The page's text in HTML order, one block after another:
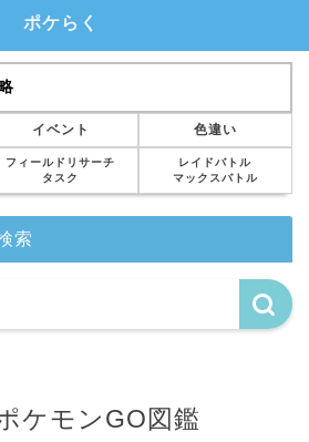
ポケらく
イベント 色違い
フィールドリサーチ
タスク
レイドバトル
マックスバトル
索
ケモンGO図鑑